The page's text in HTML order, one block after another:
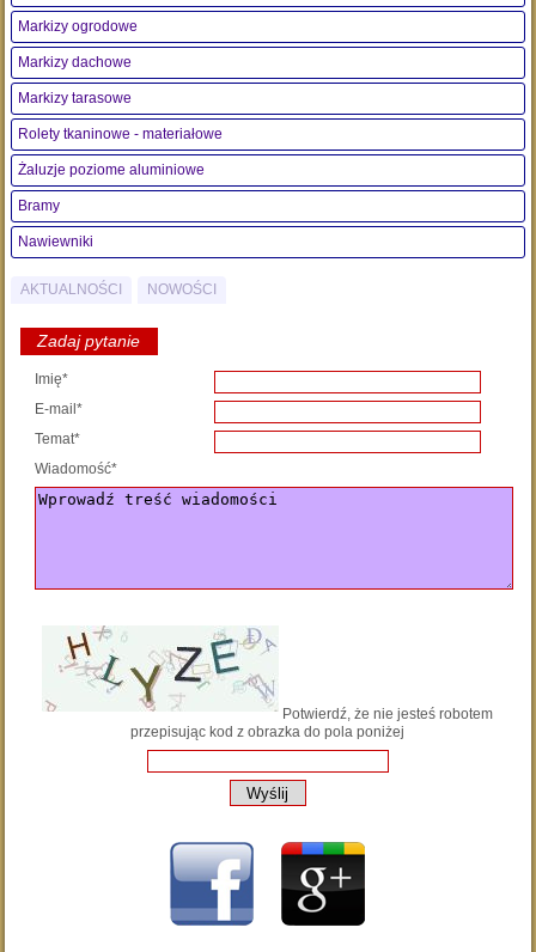
Markizy ogrodowe
Markizy dachowe
Markizy tarasowe
Rolety tkaninowe - materiałowe
Żaluzje poziome aluminiowe
Bramy
Nawiewniki
AKTUALNOŚCI NOWOŚCI
Zadaj pytanie
Imię*
E-mail*
Temat*
Wiadomość*
Potwierdź, że nie jesteś robotem
przepisując kod z obrazka do pola poniżej